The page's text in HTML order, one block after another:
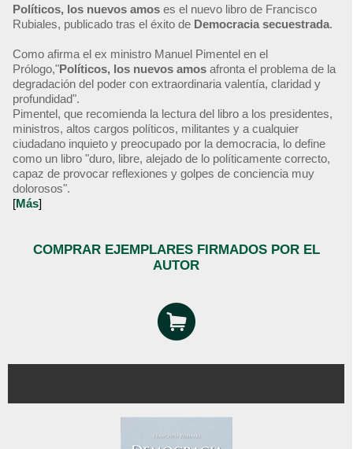
Políticos, los nuevos amos es el nuevo libro de Francisco
Rubiales, publicado tras el éxito de Democracia secuestrada.
Como afirma el ex ministro Manuel Pimentel en el
Prólogo,"Políticos, los nuevos amos afronta el problema de la
degradación del poder con extraordinaria valentía, claridad y
profundidad".
Pimentel, que recomienda la lectura del libro a los presidentes,
ministros, altos cargos políticos, militantes y a cualquier
ciudadano inquieto y preocupado por la democracia, lo define
como un libro "duro, libre, alejado de lo políticamente correcto,
capaz de provocar reflexiones y golpes de conciencia muy
dolorosos".
[Más]
COMPRAR EJEMPLARES FIRMADOS POR EL
AUTOR